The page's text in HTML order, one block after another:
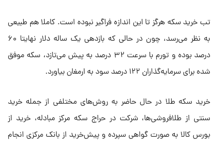
تب خرید سکه هرگز تا این اندازه فراگیر نبوده است. کاملا هم طبیعی
به نظر می‌رسد، چون در حالی که بازدهی یک ساله دلار نهایتا ۶۰
درصد بوده و تورم با سرعت ۳۲ درصد به پیش می‌تازد، سکه موفق
شده برای سرمایه‌گذاران ۱۲۲ درصد سود به ارمغان بیاورد.
خرید سکه طلا در حال حاضر به روش‌های مختلفی از جمله خرید
سنتی از طلافروشی‌ها، شرکت در حراج سکه مرکز مبادله، خرید از
بورس کالا به صورت گواهی سپرده و پیش‌خرید از بانک مرکزی انجام